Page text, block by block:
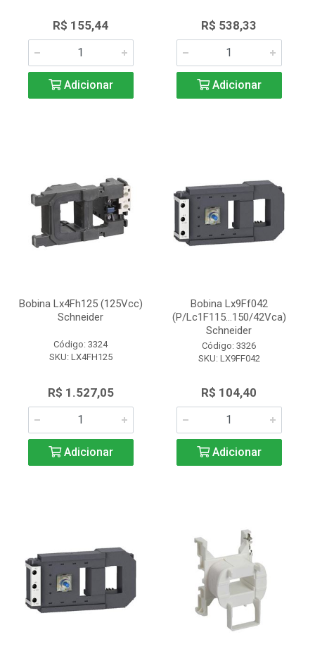
R$ 155,44
Adicionar
R$ 538,33
Adicionar
Bobina Lx4Fh125 (125Vcc)
Schneider
Código: 3324
SKU: LX4FH125
R$ 1.527,05
Adicionar
Bobina Lx9Ff042
(P/Lc1F115...150/42Vca)
Schneider
Código: 3326
SKU: LX9FF042
R$ 104,40
Adicionar